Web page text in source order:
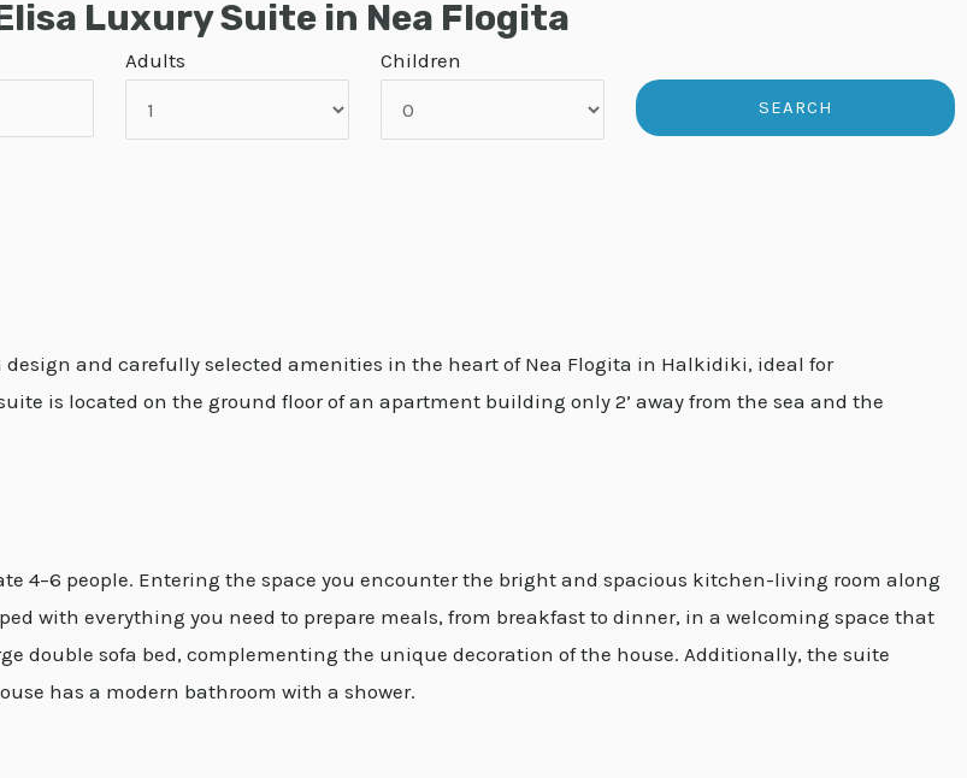
Luxury Suite in Nea Flogita
Adults Children
and carefully selected amenities in the heart of Nea Flogita in Halkidiki, ideal for
is located on the ground floor of an apartment building only 2’ away from the sea and the
4–6 people. Entering the space you encounter the bright and spacious kitchen-living room along
with everything you need to prepare meals, from breakfast to dinner, in a welcoming space that
double sofa bed, complementing the unique decoration of the house. Additionally, the suite
has a modern bathroom with a shower.